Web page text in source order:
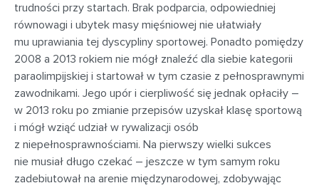
trudności przy startach. Brak podparcia, odpowiedniej
równowagi i ubytek masy mięśniowej nie ułatwiały
mu uprawiania tej dyscypliny sportowej. Ponadto pomiędzy
2008 a 2013 rokiem nie mógł znaleźć dla siebie kategorii
paraolimpijskiej i startował w tym czasie z pełnosprawnymi
zawodnikami. Jego upór i cierpliwość się jednak opłaciły –
w 2013 roku po zmianie przepisów uzyskał klasę sportową
i mógł wziąć udział w rywalizacji osób
z niepełnosprawnościami. Na pierwszy wielki sukces
nie musiał długo czekać – jeszcze w tym samym roku
zadebiutował na arenie międzynarodowej, zdobywając